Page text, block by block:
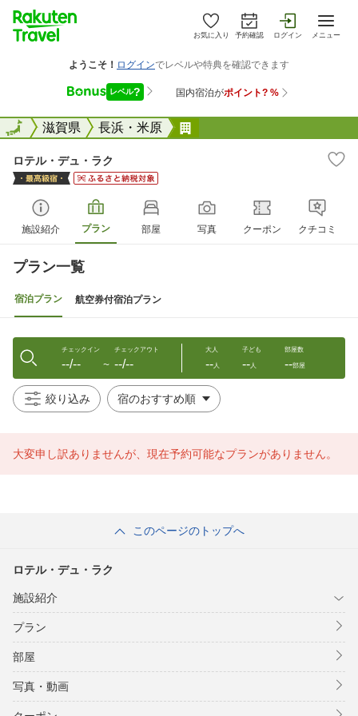
お気に入り 予約確認 ログイン メニュー
全国滋賀県 長浜・米原
全国
ロテル・デュ・ラク
施設紹介 プラン 部屋 写真 クーポン クチコミ
プラン一覧
宿泊プラン 航空券付宿泊プラン
チェックイン
--/-- 〜
チェックアウト
--/--
大人
--人
子ども
--人
部屋数
--部屋
絞り込み
大変申し訳ありませんが、現在予約可能なプランがありません。
このページのトップへ
ロテル・デュ・ラク
施設紹介
プラン
部屋
写真・動画